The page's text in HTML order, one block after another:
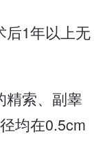
后1年以上无
精索、副睾
均在0.5cm